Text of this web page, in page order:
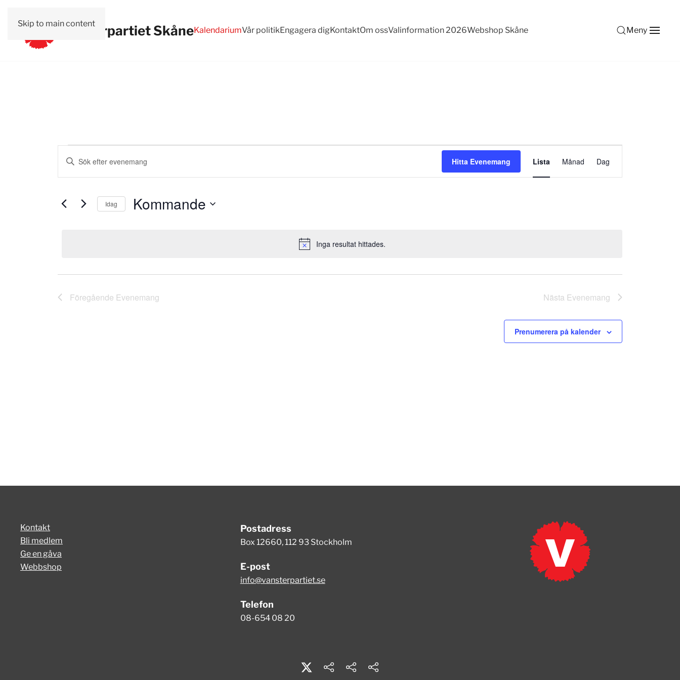
Skip to main contentVänsterpartiet SkåneKalendariumVår politikEngagera digKontaktOm ossValinformation 2026Webshop Skåne Meny
Evenemang
Notis
Inga resultat hittades.
Evenemang
Search
and
Views
Ange
efter
Evenemang
Hitta Evenemang
vynavigering
Lista Månad Dag
Idag Kommande
Föregående Evenemang Nästa Evenemang
Prenumerera på kalender
Kontakt
Bli medlem
Ge en gåva
Webbshop
Postadress
Box 12660, 112 93 Stockholm
E-post
info@vansterpartiet.se
Telefon
08-654 08 20